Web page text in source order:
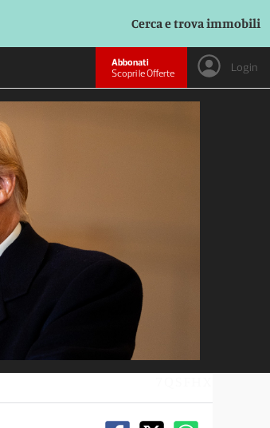
Cerca e trova immobili
Abbonati
Scopri le Offerte
Login